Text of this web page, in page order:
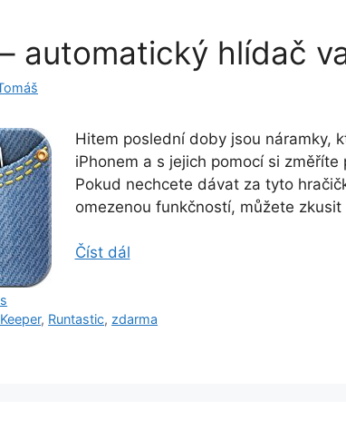
automatický hlídač
Hitem poslední doby jsou náramky,
iPhonem a s jejich pomocí si
Pokud nechcete dávat za tyto
omezenou funkčností, můžete zkusit
Číst dál
, Runtastic, zdarma